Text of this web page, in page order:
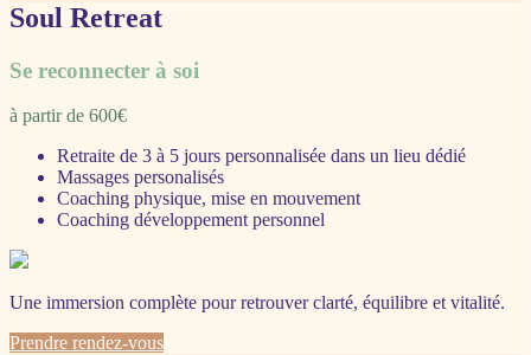
Soul Retreat
Se reconnecter à soi
à partir de 600€
Retraite de 3 à 5 jours personnalisée dans un lieu dédié
Massages personalisés
Coaching physique, mise en mouvement
Coaching développement personnel
Une immersion complète pour retrouver clarté, équilibre et vitalité.
Prendre rendez-vous